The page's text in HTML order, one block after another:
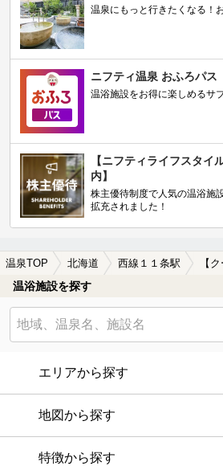
温泉にもっと行きたくなる！
ニフティ温泉 おふろパス
温浴施設をお得に楽しめるサ
【ニフティライフスタイ
内】
株主優待制度で人気の温浴施
拡充されました！
温泉TOP 北海道 西線１１条駅
温浴施設を探す
エリアから探す
地図から探す
特徴から探す